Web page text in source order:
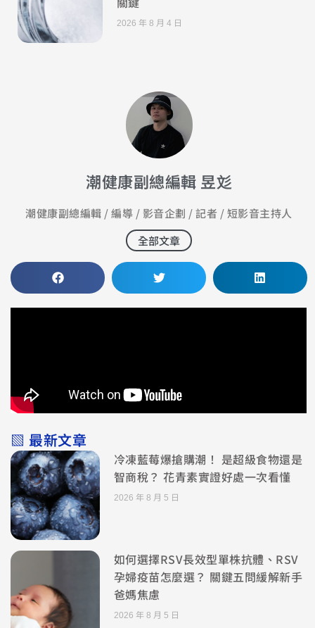
2026 年 8 月 4 日
潮健康副總編輯 昱彣
潮健康副總編輯 / 編導 / 影音企劃 / 記者 / 短影音主持人
全部文章
▧ 最新文章
冷凍藍莓爆搶購潮！ 是超級食物還是
智商稅？ 花青素實證好處一次看懂
2026 年 8 月 5 日
如何選擇RSV長效型單株抗體、RSV
孕婦疫苗怎麼選？ 關鍵五問緩解新手
爸媽焦慮
2026 年 8 月 5 日